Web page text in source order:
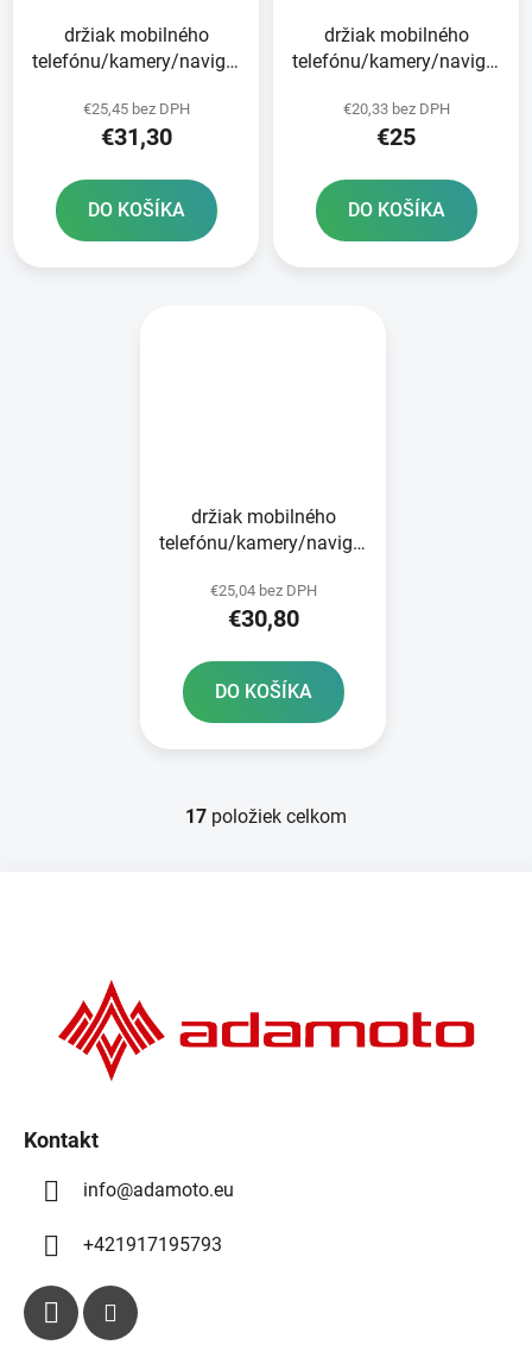
držiak mobilného
telefónu/kamery/navigácie
na pätku OXFORD
€25,45 bez DPH
€31,30
DO KOŠÍKA
držiak mobilného
telefónu/kamery/navigácie
predinštalovanou sadou
na montáž na riadidlá
€20,33 bez DPH
€25
DO KOŠÍKA
držiak mobilného
telefónu/kamery/navigácie
riadidlá bicykla OXFORD
€25,04 bez DPH
€30,80
DO KOŠÍKA
O
e
17 položiek celkom
Kontakt
info@adamoto.eu
+421917195793